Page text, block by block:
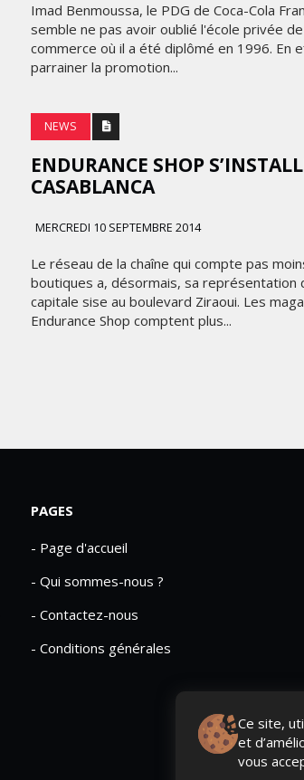
Imad Benmoussa, le PDG de Coca-Cola
semble ne pas avoir oublié l'école privée de
commerce où il a été diplômé en 1996. En
parrainer la promotion...
NEWS
ENDURANCE SHOP
CASABLANCA
MERCREDI 10 SEPTEMBRE 2014
Le réseau de la chaîne qui compte pas
boutiques a, désormais, sa représentation
capitale sise au boulevard Ziraoui. Les
Endurance Shop comptent plus...
Ce site,
et
vous
PAGES
- Page d'accueil
- Qui sommes-nous ?
- Contactez-nous
- Conditions générales